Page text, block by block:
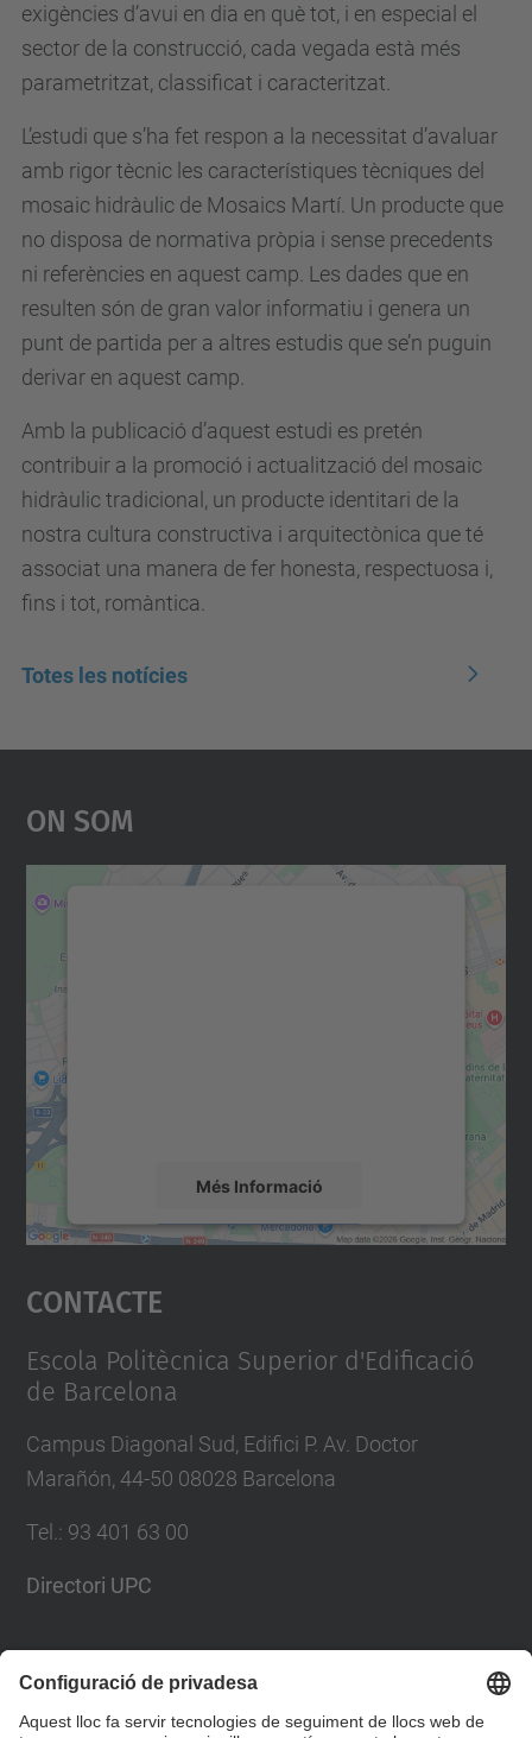
exigències d’avui en dia en què tot, i en especial el
sector de la construcció, cada vegada està més
parametritzat, classificat i caracteritzat.
L’estudi que s’ha fet respon a la necessitat d’avaluar
amb rigor tècnic les característiques tècniques del
mosaic hidràulic de Mosaics Martí. Un producte que
no disposa de normativa pròpia i sense precedents
ni referències en aquest camp. Les dades que en
resulten són de gran valor informatiu i genera un
punt de partida per a altres estudis que se’n puguin
derivar en aquest camp.
Amb la publicació d’aquest estudi es pretén
contribuir a la promoció i actualització del mosaic
hidràulic tradicional, un producte identitari de la
nostra cultura constructiva i arquitectònica que té
associat una manera de fer honesta, respectuosa i,
fins i tot, romàntica.
Totes les notícies
On Som
Més Informació
Accepta
powered by
Contacte
Escola Politècnica Superior d'Edificació
de Barcelona
Campus Diagonal Sud, Edifici P. Av. Doctor
Marañón, 44-50 08028 Barcelona
Tel. : 93 401 63 00
Directori UPC
Formulari de contacte